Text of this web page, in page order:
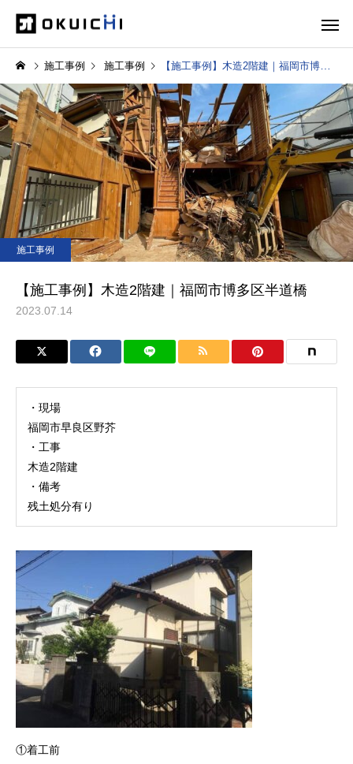
施工事例 施工事例 【施工事例】木造2階建｜福岡市博多区半道橋
施工事例
【施工事例】木造2階建｜福岡市博多区半道橋
2023.07.14
・現場
福岡市早良区野芥
・工事
木造2階建
・備考
残土処分有り
①着工前